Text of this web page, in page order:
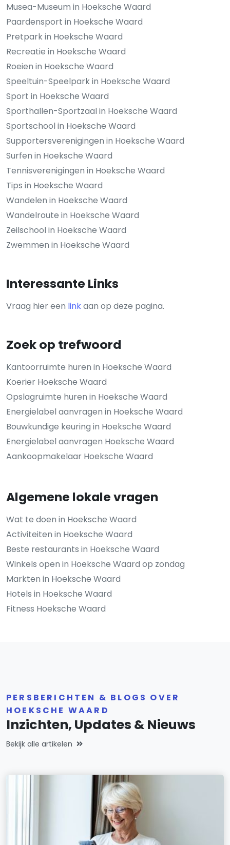
Musea-Museum in Hoeksche Waard
Paardensport in Hoeksche Waard
Pretpark in Hoeksche Waard
Recreatie in Hoeksche Waard
Roeien in Hoeksche Waard
Speeltuin-Speelpark in Hoeksche Waard
Sport in Hoeksche Waard
Sporthallen-Sportzaal in Hoeksche Waard
Sportschool in Hoeksche Waard
Supportersverenigingen in Hoeksche Waard
Surfen in Hoeksche Waard
Tennisverenigingen in Hoeksche Waard
Tips in Hoeksche Waard
Wandelen in Hoeksche Waard
Wandelroute in Hoeksche Waard
Zeilschool in Hoeksche Waard
Zwemmen in Hoeksche Waard
Interessante Links
Vraag hier een linkaan op deze pagina.
Zoek op trefwoord
Kantoorruimte huren in Hoeksche Waard
Koerier Hoeksche Waard
Opslagruimte huren in Hoeksche Waard
Energielabel aanvragen in Hoeksche Waard
Bouwkundige keuring in Hoeksche Waard
Energielabel aanvragen Hoeksche Waard
Aankoopmakelaar Hoeksche Waard
Algemene lokale vragen
Wat te doen in Hoeksche Waard
Activiteiten in Hoeksche Waard
Beste restaurants in Hoeksche Waard
Winkels open in Hoeksche Waard op zondag
Markten in Hoeksche Waard
Hotels in Hoeksche Waard
Fitness Hoeksche Waard
PERSBERICHTEN & BLOGS OVER
HOEKSCHE WAARD
Inzichten, Updates & Nieuws
Bekijk alle artikelen